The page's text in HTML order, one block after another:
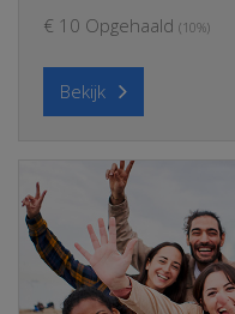
€ 10 Opgehaald (10%)
Bekijk